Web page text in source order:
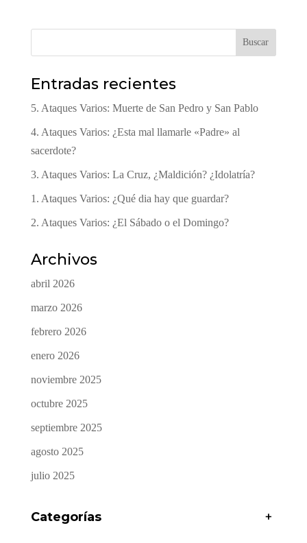
Buscar
Entradas recientes
5. Ataques Varios: Muerte de San Pedro y San Pablo
4. Ataques Varios: ¿Esta mal llamarle «Padre» al
sacerdote?
3. Ataques Varios: La Cruz, ¿Maldición? ¿Idolatría?
1. Ataques Varios: ¿Qué dia hay que guardar?
2. Ataques Varios: ¿El Sábado o el Domingo?
Archivos
abril 2026
marzo 2026
febrero 2026
enero 2026
noviembre 2025
octubre 2025
septiembre 2025
agosto 2025
julio 2025
Categorías +